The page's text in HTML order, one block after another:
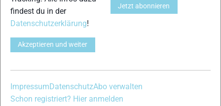
58 Richardsson, Daniel SWE
59 Ebisawa, Katsuhito
60 Olle, Raul
61 Checchi, Valerio ITA 40.15.07
62 Chauvet, Benoit
findest du in der
Datenschutzerklärung!
Akzeptieren und weiter
Jetzt abonnieren
Impressum DatenschutzAbo verwalten
Schon registriert? Hier anmelden